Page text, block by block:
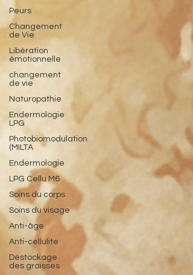
Peurs
Changement
de Vie
Libération
émotionnelle
changement
de vie
Naturopathie
Endermologie
LPG
Photobiomodulation
(MILTA
Endermologie
LPG Cellu M6
Soins du corps
Soins du visage
Anti-âge
Anti-cellulite
Déstockage
des graisses